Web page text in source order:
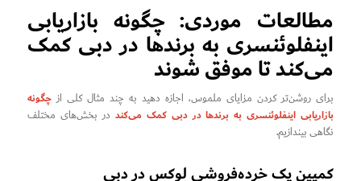
مطالعات موردی: چگونه بازاریابی
اینفلوئنسری به برندها در دبی کمک
می‌کند تا موفق شوند
برای روشن‌تر کردن مزایای ملموس، اجازه دهید به چند مثال کلی ازچگونه
بازاریابی اینفلوئنسری به برندها در دبی کمک می‌کند در بخش‌های مختلف
نگاهی بیندازیم.
کمپین یک خرده‌فروشی لوکس در دبی